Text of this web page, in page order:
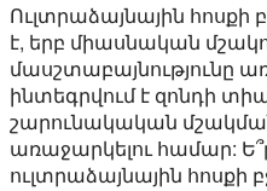
Ուլտրաձայնային հոսքի
է, երբ միասնական
մասշտաբայնությունը
ինտեգրվում է զոնդի
շարունակական
առաջարկելու համար:
ուլտրաձայնային հոսքի